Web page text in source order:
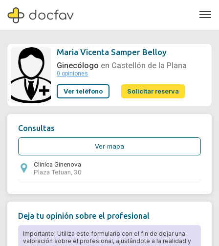
Soporte
Maria Vicenta Samper Belloy
Ginecólogo en Castellón de la Plana
0 opiniones
Ver teléfono Solicitar reserva
Consultas
Ver mapa
Clinica Ginenova
Plaza Tetuan, 30
Deja tu opinión sobre el profesional
Importante: Utiliza este formulario con el fin de dejar una
valoración sobre el profesional, ajustándote a la realidad y